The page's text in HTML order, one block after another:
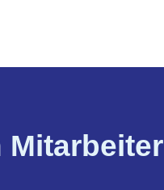
Mitarbeiter